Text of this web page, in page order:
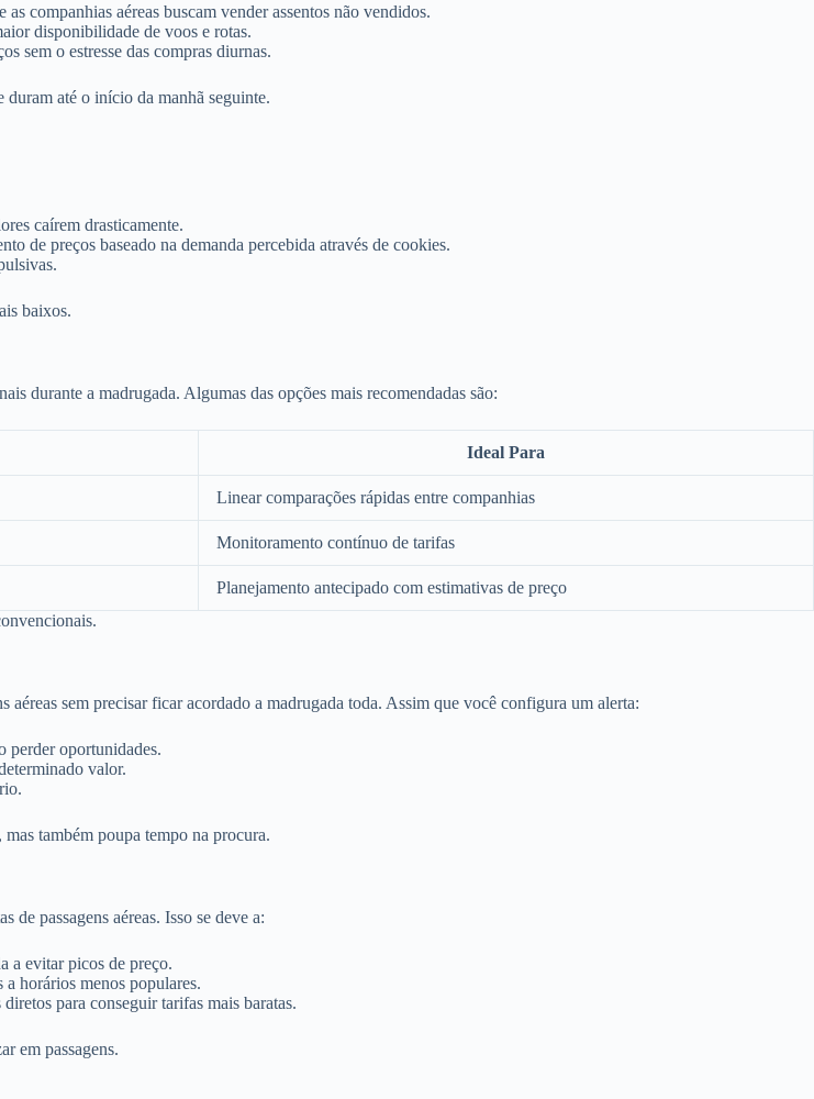
companhias aéreas buscam vender assentos não vendidos.
disponibilidade de voos e rotas.
sem o estresse das compras diurnas.
até o início da manhã seguinte.
caírem drasticamente.
de preços baseado na demanda percebida através de cookies.
baixos.
durante a madrugada. Algumas das opções mais recomendadas são:
Ideal Para
Linear comparações rápidas entre companhias
Monitoramento contínuo de tarifas
Planejamento antecipado com estimativas de preço
aéreas sem precisar ficar acordado a madrugada toda. Assim que você configura um alerta:
perder oportunidades.
valor.
também poupa tempo na procura.
de passagens aéreas. Isso se deve a:
a evitar picos de preço.
horários menos populares.
para conseguir tarifas mais baratas.
em passagens.